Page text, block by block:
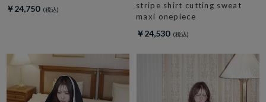
￥24,750
stripe shirt cutting sweat
maxi onepiece
￥24,530